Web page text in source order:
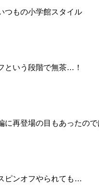
つもの小学館スタイル
という段階で無茶…！
に再登場の目もあったので
ピンオフやられても…